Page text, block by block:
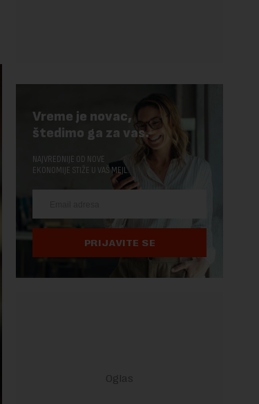
Vreme je novac,
štedimo ga za vas.
NAJVREDNIJE OD NOVE
EKONOMIJE STIŽE U VAŠ MEJL.
PRIJAVITE SE